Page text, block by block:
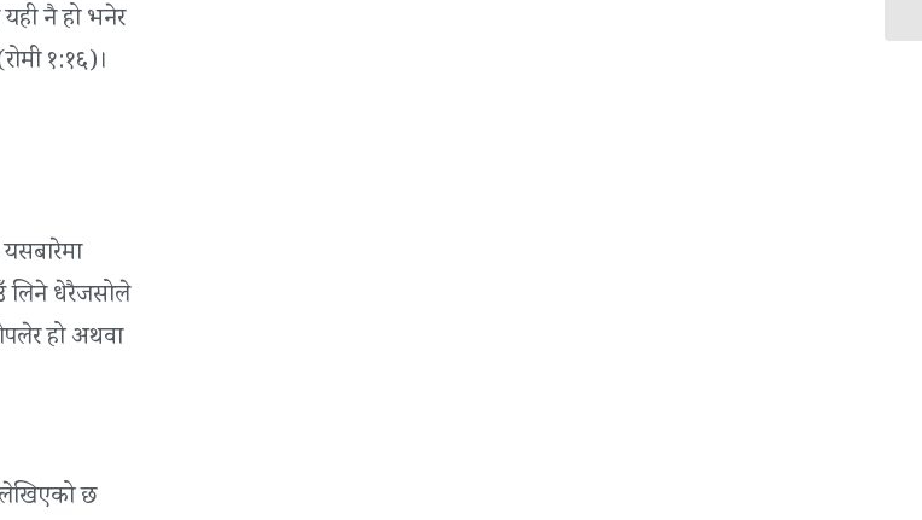
यही नै हो भनेर
१:१६)।
लिने धेरैजसोले
हो अथवा
लेखिएको छ